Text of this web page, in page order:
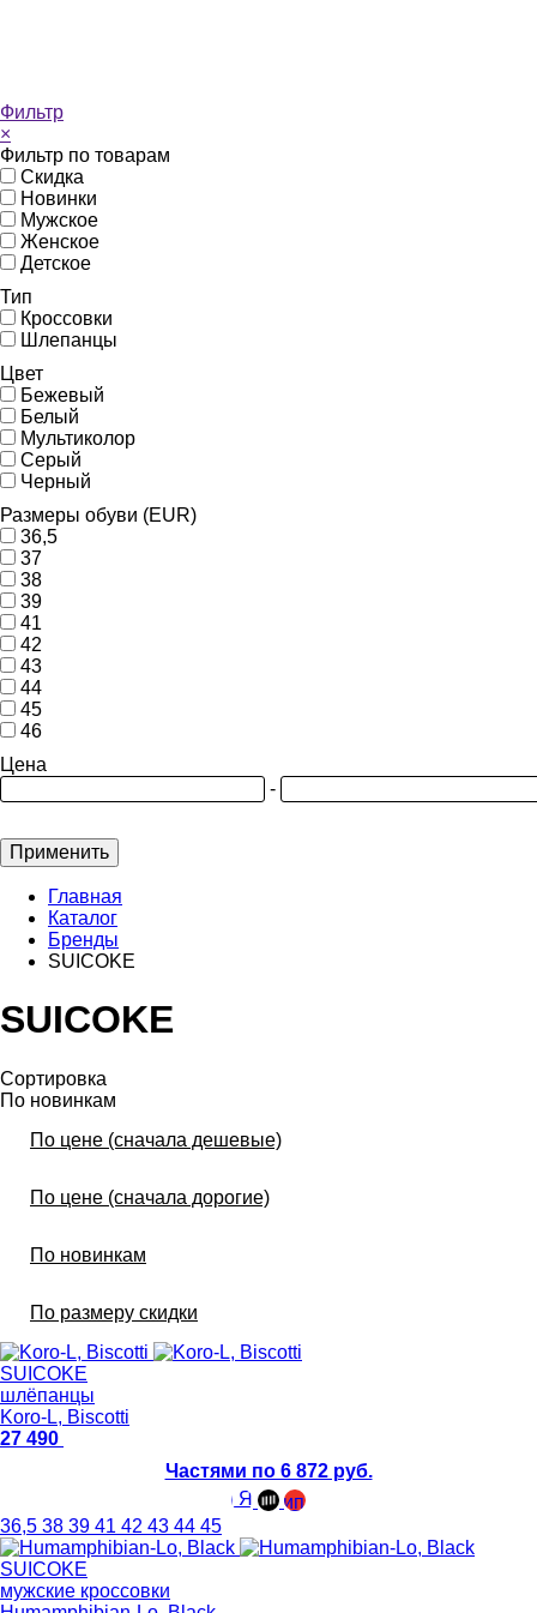
Фильтр
×
Фильтр по товарам
Скидка
Новинки
Мужское
Женское
Детское
Тип
Кроссовки
Шлепанцы
Цвет
Бежевый
Белый
Мультиколор
Серый
Черный
Размеры обуви (EUR)
36,5
37
38
39
41
42
43
44
45
46
Цена
-
Применить
Главная
Каталог
Бренды
SUICOKE
SUICOKE
Сортировка
По новинкам
По цене (сначала дешевые)
По цене (сначала дорогие)
По новинкам
По размеру скидки
SUICOKE
шлёпанцы
Koro-L, Biscotti
27 490
Частями по 6 872 руб.
36,5 38 39 41 42 43 44 45
SUICOKE
мужские кроссовки